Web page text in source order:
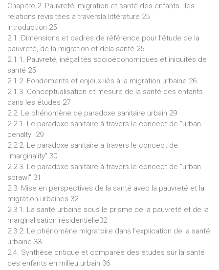
Chapitre 2. Pauvreté, migration et santé des enfants : les
relations revisitées à traversla littérature 25
Introduction 25
2.1. Dimensions et cadres de référence pour l’étude de la
pauvreté, de la migration et dela santé 25
2.1.1. Pauvreté, inégalités socioéconomiques et iniquités de
santé 25
2.1.2. Fondements et enjeux liés à la migration urbaine 26
2.1.3. Conceptualisation et mesure de la santé des enfants
dans les études 27
2.2. Le phénomène de paradoxe sanitaire urbain 29
2.2.1. Le paradoxe sanitaire à travers le concept de "urban
penalty" 29
2.2.2. Le paradoxe sanitaire à travers le concept de
"marginality" 30
2.2.3. Le paradoxe sanitaire à travers le concept de "urban
sprawl" 31
2.3. Mise en perspectives de la santé avec la pauvreté et la
migration urbaines 32
2.3.1. La santé urbaine sous le prisme de la pauvreté et de la
marginalisation résidentielle32
2.3.2. Le phénomène migratoire dans l’explication de la santé
urbaine 33
2.4. Synthèse critique et comparée des études sur la santé
des enfants en milieu urbain 36